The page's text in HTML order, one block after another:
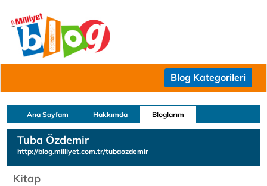
Blog Kategorileri
Ana Sayfam Hakkımda Bloglarım
Tuba Özdemir
http://blog.milliyet.com.tr/tubaozdemir
Kitap